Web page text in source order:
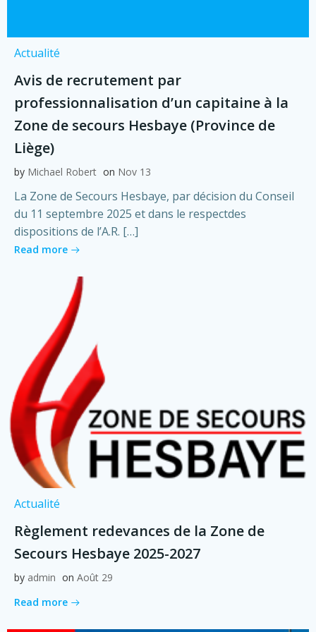
Actualité
Avis de recrutement par
professionnalisation d’un capitaine à la
Zone de secours Hesbaye (Province de
Liège)
by Michael Robert on Nov 13
La Zone de Secours Hesbaye, par décision du Conseil
du 11 septembre 2025 et dans le respectdes
dispositions de l’A.R. […]
Read more
Actualité
Règlement redevances de la Zone de
Secours Hesbaye 2025-2027
by admin on Août 29
Read more